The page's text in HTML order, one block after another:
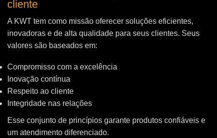
cliente
A KWT tem como missão oferecer soluções eficientes,
inovadoras e de alta qualidade para seus clientes. Seus
valores são baseados em:
Compromisso com a excelência
Inovação contínua
Respeito ao cliente
Integridade nas relações
Esse conjunto de princípios garante produtos confiáveis e
um atendimento diferenciado.